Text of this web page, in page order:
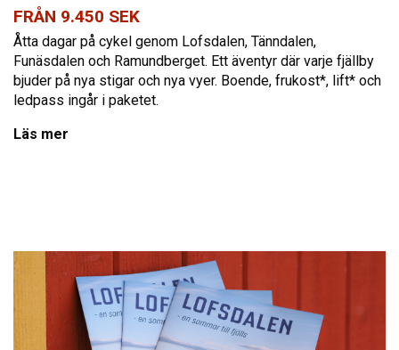
FRÅN 9.450 SEK
Åtta dagar på cykel genom Lofsdalen, Tänndalen,
Funäsdalen och Ramundberget. Ett äventyr där varje fjällby
bjuder på nya stigar och nya vyer. Boende, frukost*, lift* och
ledpass ingår i paketet.
Läs mer